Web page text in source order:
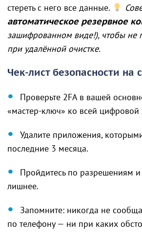
стереть с него все данные.
автоматическое резервное
зашифрованном виде!), чтобы не
при удалённой очистке.
Чек-лист безопасности на
Проверьте 2FA в вашей
«мастер-ключ» ко всей цифровой
Удалите приложения,
последние 3 месяца.
Пройдитесь по разрешениям и
лишнее.
Запомните: никогда не
по телефону — ни при каких